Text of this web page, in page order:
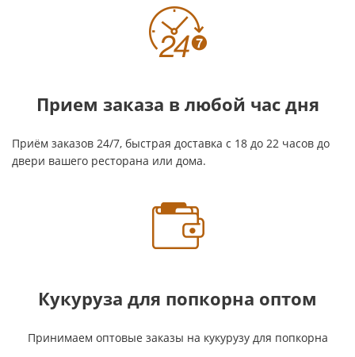
Прием заказа в любой час дня
Приём заказов 24/7, быстрая доставка с 18 до 22 часов до
двери вашего ресторана или дома.
Кукуруза для попкорна оптом
Принимаем оптовые заказы на кукурузу для попкорна